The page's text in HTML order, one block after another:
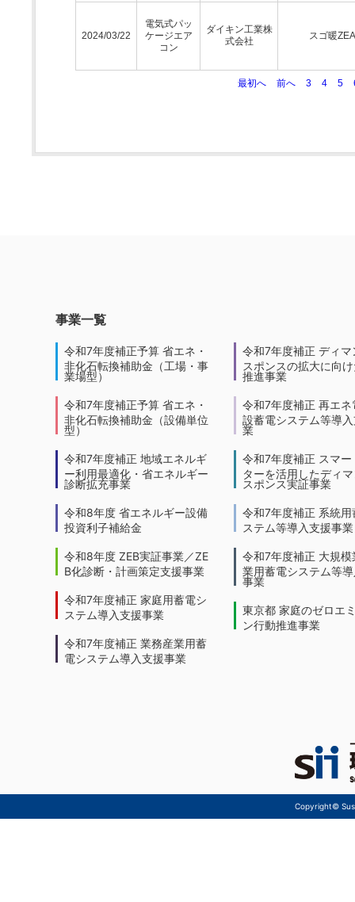
2024/03/22
電気式パッ
ケージエア
コン
ダイキン工業株
式会社
スゴ暖
最初へ 前へ 3 4 5
事業一覧
令和7年度補正予算 省エネ・
非化石転換補助金（工場・事
業場型）
令和7年度補正予算 省エネ・
非化石転換補助金（設備単位
型）
令和7年度補正 地域エネルギ
ー利用最適化・省エネルギー
診断拡充事業
令和8年度 省エネルギー設備
投資利子補給金
令和8年度 ZEB実証事業／ZE
B化診断・計画策定支援事業
令和7年度補正 家庭用蓄電シ
ステム導入支援事業
令和7年度補正 業務産業用蓄
電システム導入支援事業
令和7年度補正 ディマ
スポンスの拡大に向
推進事業
令和7年度補正 再エネ
設蓄電システム等導
業
令和7年度補正 スマー
ターを活用したディ
スポンス実証事業
令和7年度補正 系統用
ステム等導入支援事業
令和7年度補正 大規模
業用蓄電システム等
事業
東京都 家庭のゼロエ
ン行動推進事業
Copyright©